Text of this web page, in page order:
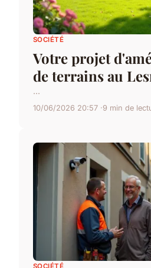
SOCIÉTÉ
Votre projet
de terrains au
...
10/06/2026 20:57 9 min de